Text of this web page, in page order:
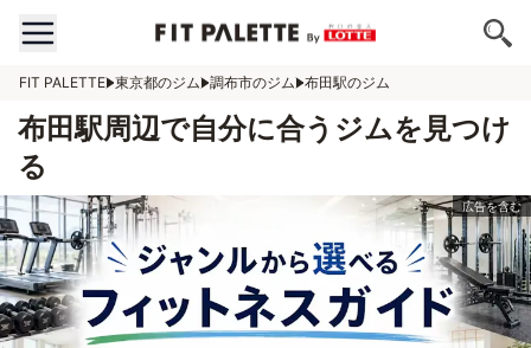
FIT PALETTE 東京都のジム 調布市のジム 布田駅のジム
布田駅周辺で自分に合うジムを見つけ
る